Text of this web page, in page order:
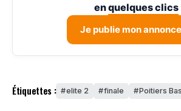
enquelques clics
Je publie mon
Étiquettes : elite 2 finale Poitiers